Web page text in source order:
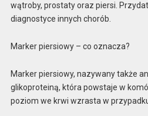
wątroby, prostaty oraz piersi.
diagnostyce innych chorób.
Marker piersiowy – co oznacza?
Marker piersiowy, nazywany także
glikoproteiną, która powstaje w
poziom we krwi wzrasta w